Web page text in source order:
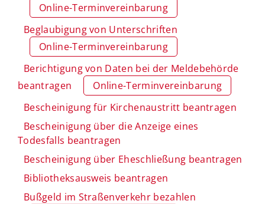
Online-Terminvereinbarung
Beglaubigung von Unterschriften
Online-Terminvereinbarung
Berichtigung von Daten bei der Meldebehörde
beantragen
Online-Terminvereinbarung
Bescheinigung für Kirchenaustritt beantragen
Bescheinigung über die Anzeige eines
Todesfalls beantragen
Bescheinigung über Eheschließung beantragen
Bibliotheksausweis beantragen
Bußgeld im Straßenverkehr bezahlen